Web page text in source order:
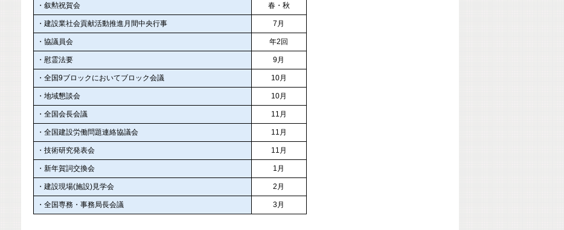
・叙勲祝賀会 春・秋
・建設業社会貢献活動推進月間中央行事 7月
・協議員会 年2回
・慰霊法要 9月
・全国9ブロックにおいてブロック会議 10月
・地域懇談会 10月
・全国会長会議 11月
・全国建設労働問題連絡協議会 11月
・技術研究発表会 11月
・新年賀詞交換会 1月
・建設現場(施設)見学会 2月
・全国専務・事務局長会議 3月